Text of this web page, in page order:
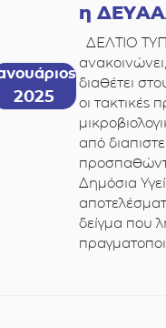
2025
η
ΔΕΛΤΙΟ
διαθέτει
οι τακτικές
από
Δημόσια
δείγμα που